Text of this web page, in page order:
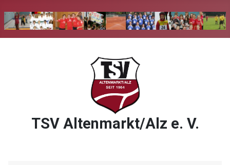
TSV Altenmarkt/Alz e. V.